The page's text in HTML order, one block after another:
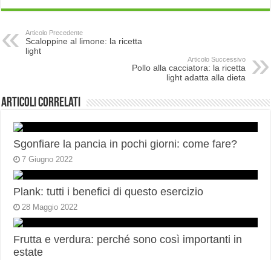
Articolo Precedente
Scaloppine al limone: la ricetta
light
Articolo Successivo
Pollo alla cacciatora: la ricetta
light adatta alla dieta
Articoli correlati
Sgonfiare la pancia in pochi giorni: come fare?
7 Giugno 2022
Plank: tutti i benefici di questo esercizio
28 Maggio 2022
Frutta e verdura: perché sono così importanti in
estate